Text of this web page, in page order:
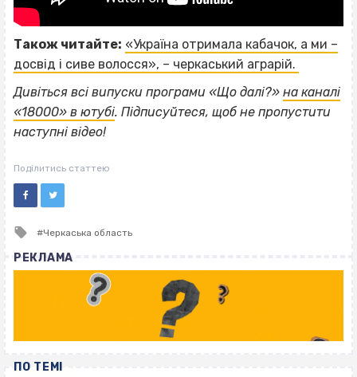
Також читайте: «Україна отримала кабачок, а ми –
досвід і сиве волосся», – черкаський аграрій.
Дивіться всі випуски програми «Що далі?» на каналі
«18000» в ютубі. Підписуйтеся, щоб не пропустити
наступні відео!
Поділитись статтею
Tagged
Черкаська область
РЕКЛАМА
ПО ТЕМІ